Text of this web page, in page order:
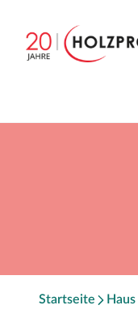
Startseite